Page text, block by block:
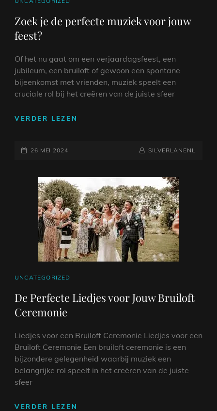
Zoek je de perfecte muziek voor jouw
feest?
Of het nu gaat om een verjaardagsfeest, een
jubileum, een bruiloft of gewoon een spontane
bijeenkomst met vrienden, muziek speelt een
cruciale rol bij het creëren van de juiste sfeer
VERDER LEZEN
FEEST?
GEPLAATST
26 MEI 2024 NAAMREGEL
BYLINE
SILVERLANENL
CAT
UNCATEGORIZED
De Perfecte Liedjes voor Jouw Bruiloft
Ceremonie
Liedjes voor een Bruiloft Ceremonie Liedjes voor een
Bruiloft Ceremonie Een bruiloft ceremonie is een
bijzondere gelegenheid waarbij muziek een
belangrijke rol speelt in het creëren van de juiste
sfeer
VERDER LEZEN